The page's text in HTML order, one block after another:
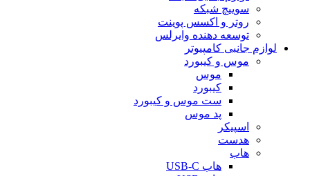
سوییچ شبکه
روتر و اکسس پوینت
توسعه دهنده وایرلس
لوازم جانبی کامپیوتر
موس و کیبورد
موس
کیبورد
ست موس و کیبورد
پد موس
اسپیکر
هدست
هاب
هاب USB-C